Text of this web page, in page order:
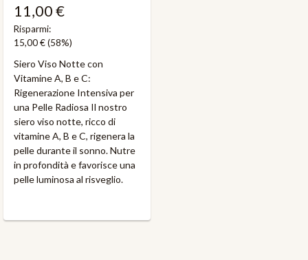
11,00 €
Risparmi:
15,00 €(58%)
Siero Viso Notte con
Vitamine A, B e C:
Rigenerazione Intensiva per
una Pelle Radiosa Il nostro
siero viso notte, ricco di
vitamine A, B e C, rigenera la
pelle durante il sonno. Nutre
in profondità e favorisce una
pelle luminosa al risveglio.